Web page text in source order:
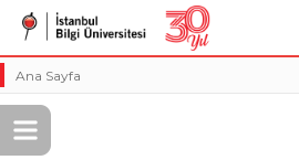
Ana Sayfa